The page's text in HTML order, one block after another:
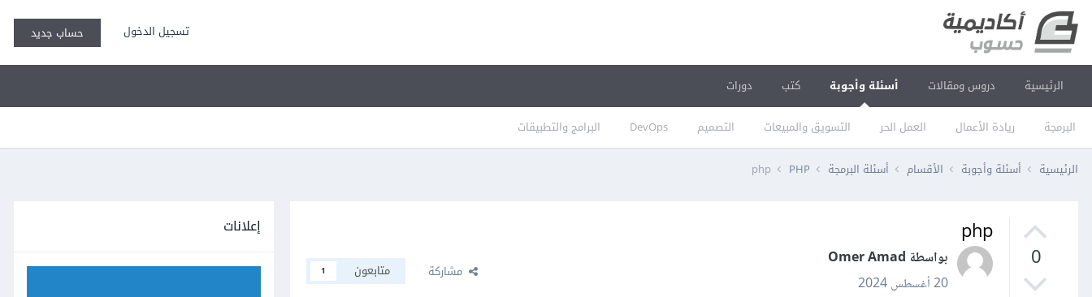
تسجيل الدخول حساب جديد
الرئيسية دروس ومقالات أسئلة وأجوبة
البرمجة ريادة الأعمال العمل الحر التسويق والمبيعات التصميم DevOps البرامج والتطبيقات
كتب دورات
الرئيسية أسئلة وأجوبة الأقسام أسئلة البرمجة PHP
php
0
php
بواسطة Omer Amad
20 أغسطس 2024
مشاركة متابعون 1
إعلانات